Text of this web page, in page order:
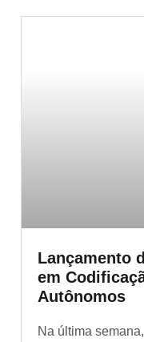
Lançamento
em
Autônomos
Na última